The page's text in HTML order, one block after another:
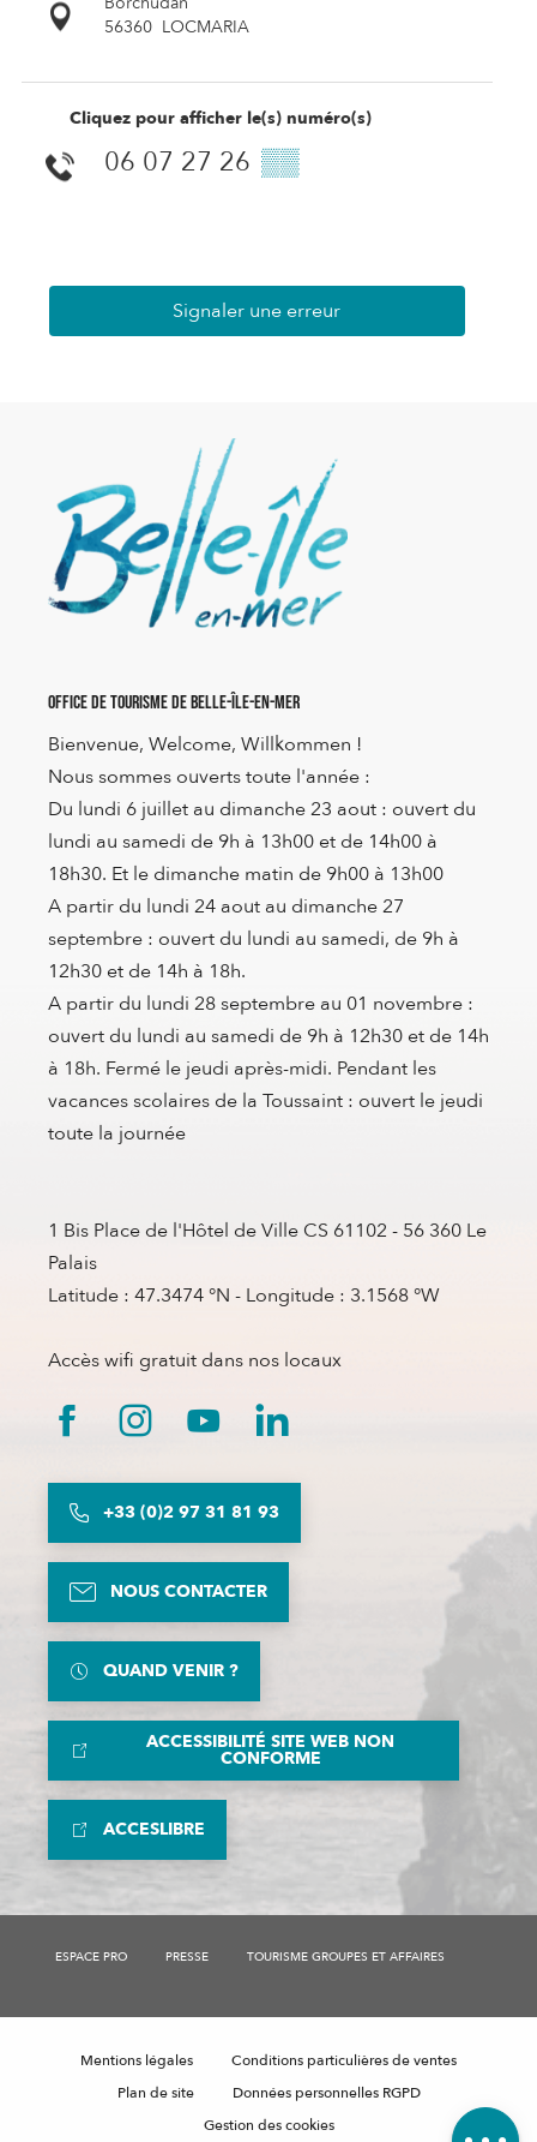
Description
Contacter
Avis
56360 LOCMARIA
Cliquez pour afficher le(s) numéro(s)
06 07 27 26 ▒▒
Signaler une erreur
Office de Tourisme de Belle-Île-en-Mer
Bienvenue, Welcome, Willkommen !
Nous sommes ouverts toute l'année :
Du lundi 6 juillet au dimanche 23 aout : ouvert du
lundi au samedi de 9h à 13h00 et de 14h00 à
18h30. Et le dimanche matin de 9h00 à 13h00
A partir du lundi 24 aout au dimanche 27
septembre : ouvert du lundi au samedi, de 9h à
12h30 et de 14h à 18h.
A partir du lundi 28 septembre au 01 novembre :
ouvert du lundi au samedi de 9h à 12h30 et de 14h
à 18h. Fermé le jeudi après-midi. Pendant les
vacances scolaires de la Toussaint : ouvert le jeudi
toute la journée
1 Bis Place de l'Hôtel de Ville CS 61102 - 56 360 Le
Palais
Latitude : 47.3474 °N - Longitude : 3.1568 °W
Accès wifi gratuit dans nos locaux
+33 (0)2 97 31 81 93
NOUS CONTACTER
QUAND VENIR ?
ACCESSIBILITÉ SITE WEB NON
CONFORME
ACCESLIBRE
ESPACE PRO PRESSE TOURISME GROUPES ET AFFAIRES
Mentions légales
Conditions particulières de ventes
Plan de site
Données personnelles RGPD
Gestion des cookies